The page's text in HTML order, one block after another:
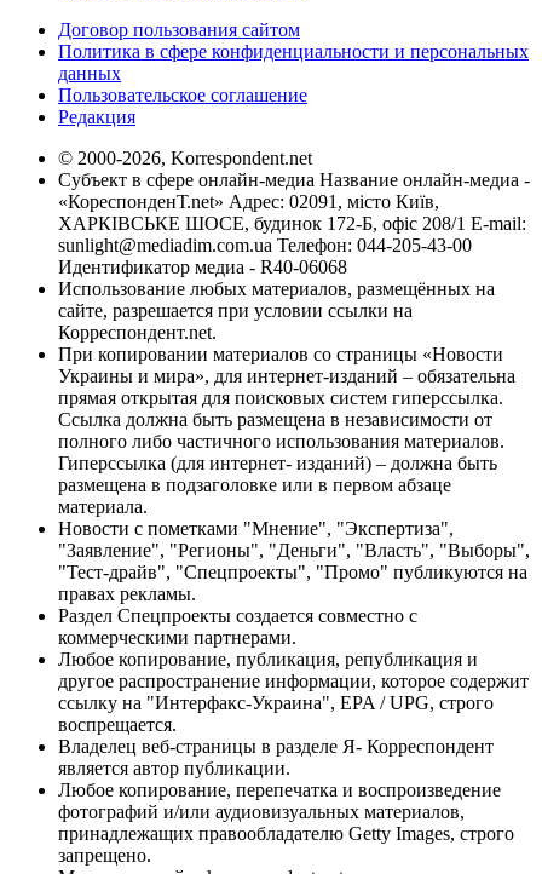
Договор пользования сайтом
Политика в сфере конфиденциальности и персональных
данных
Пользовательское соглашение
Редакция
© 2000-2026, Korrespondent.net
Субъект в сфере онлайн-медиа Название онлайн-медиа -
«КореспонденТ.net» Адрес: 02091, місто Київ,
ХАРКІВСЬКЕ ШОСЕ, будинок 172-Б, офіс 208/1 E-mail:
sunlight@mediadim.com.ua Телефон: 044-205-43-00
Идентификатор медиа - R40-06068
Использование любых материалов, размещённых на
сайте, разрешается при условии ссылки на
Корреспондент.net.
При копировании материалов со страницы «Новости
Украины и мира», для интернет-изданий – обязательна
прямая открытая для поисковых систем гиперссылка.
Ссылка должна быть размещена в независимости от
полного либо частичного использования материалов.
Гиперссылка (для интернет- изданий) – должна быть
размещена в подзаголовке или в первом абзаце
материала.
Новости с пометками "Мнение", "Экспертиза",
"Заявление", "Регионы", "Деньги", "Власть", "Выборы",
"Тест-драйв", "Спецпроекты", "Промо" публикуются на
правах рекламы.
Раздел Спецпроекты создается совместно с
коммерческими партнерами.
Любое копирование, публикация, републикация и
другое распространение информации, которое содержит
ссылку на "Интерфакс-Украина", EPA / UPG, строго
воспрещается.
Владелец веб-страницы в разделе Я- Корреспондент
является автор публикации.
Любое копирование, перепечатка и воспроизведение
фотографий и/или аудиовизуальных материалов,
принадлежащих правообладателю Getty Images, строго
запрещено.